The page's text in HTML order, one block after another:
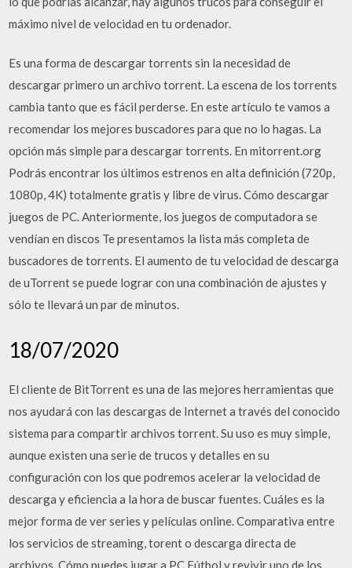
máximo nivel de velocidad en tu ordenador.
Es una forma de descargar torrents sin la necesidad de
descargar primero un archivo torrent. La escena de los torrents
cambia tanto que es fácil perderse. En este artículo te vamos a
recomendar los mejores buscadores para que no lo hagas. La
opción más simple para descargar torrents. En mitorrent.org
Podrás encontrar los últimos estrenos en alta definición (720p,
1080p, 4K) totalmente gratis y libre de virus. Cómo descargar
juegos de PC. Anteriormente, los juegos de computadora se
vendían en discos Te presentamos la lista más completa de
buscadores de torrents. El aumento de tu velocidad de descarga
de uTorrent se puede lograr con una combinación de ajustes y
sólo te llevará un par de minutos.
18/07/2020
El cliente de BitTorrent es una de las mejores herramientas que
nos ayudará con las descargas de Internet a través del conocido
sistema para compartir archivos torrent. Su uso es muy simple,
aunque existen una serie de trucos y detalles en su
configuración con los que podremos acelerar la velocidad de
descarga y eficiencia a la hora de buscar fuentes. Cuáles es la
mejor forma de ver series y películas online. Comparativa entre
los servicios de streaming, torent o descarga directa de
archivos. Cómo puedes jugar a PC Fútbol y revivir uno de los